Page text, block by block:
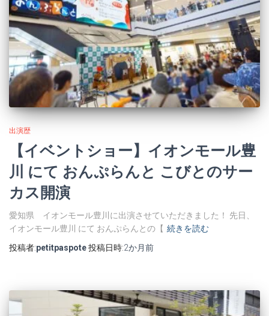
出演歴
【イベントショー】イオンモール豊
川 にて おんぷらんと こびとのサー
カス開演
愛知県 イオンモール豊川に出演させていただきました！ 先日、
イオンモール豊川 にて おんぷらんとの【 続きを読む
投稿者:petitpaspote投稿日時:2か月前